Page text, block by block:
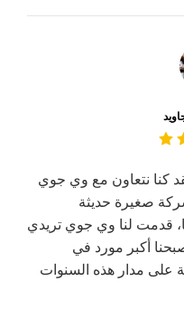
كنا نتعاون مع وي جوي
كنا شركة صغيرة حديثة
قدمت لنا وي جوي تريدي
أكبر مورد في
على مدار هذه السنوات